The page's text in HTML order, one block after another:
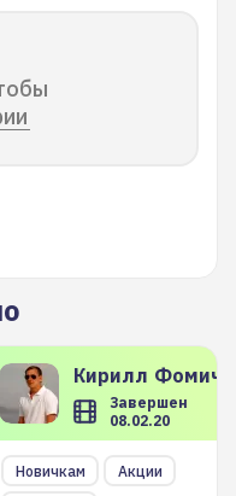
Кирилл
Завершен
08.02.20
Новичкам
Акции